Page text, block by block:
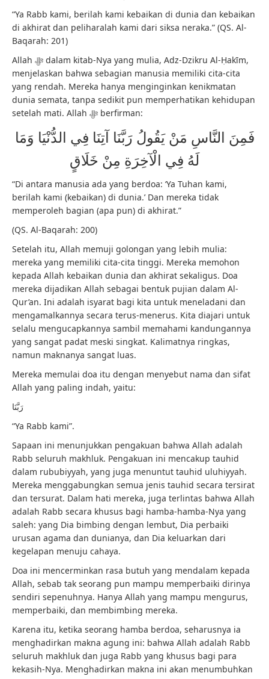
“Ya Rabb kami, berilah kami kebaikan di dunia dan kebaikan
di akhirat dan peliharalah kami dari siksa neraka.” (QS. Al-
Baqarah: 201)
Allah ﷻ dalam kitab-Nya yang mulia, Adz-Dzikru Al-Ḥakīm,
menjelaskan bahwa sebagian manusia memiliki cita-cita
yang rendah. Mereka hanya menginginkan kenikmatan
dunia semata, tanpa sedikit pun memperhatikan kehidupan
setelah mati. Allah ﷻ berfirman:
فَمِنَ النَّاسِ مَنْ يَقُولُ رَبَّنَا آتِنَا فِي الدُّنْيَا وَمَا
لَهُ فِي الْآخِرَةِ مِنْ خَلَاقٍ
“Di antara manusia ada yang berdoa: ‘Ya Tuhan kami,
berilah kami (kebaikan) di dunia.’ Dan mereka tidak
memperoleh bagian (apa pun) di akhirat.”
(QS. Al-Baqarah: 200)
Setelah itu, Allah memuji golongan yang lebih mulia:
mereka yang memiliki cita-cita tinggi. Mereka memohon
kepada Allah kebaikan dunia dan akhirat sekaligus. Doa
mereka dijadikan Allah sebagai bentuk pujian dalam Al-
Qur’an. Ini adalah isyarat bagi kita untuk meneladani dan
mengamalkannya secara terus-menerus. Kita diajari untuk
selalu mengucapkannya sambil memahami kandungannya
yang sangat padat meski singkat. Kalimatnya ringkas,
namun maknanya sangat luas.
Mereka memulai doa itu dengan menyebut nama dan sifat
Allah yang paling indah, yaitu:
رَبَّنَا
“Ya Rabb kami”.
Sapaan ini menunjukkan pengakuan bahwa Allah adalah
Rabb seluruh makhluk. Pengakuan ini mencakup tauhid
dalam rububiyyah, yang juga menuntut tauhid uluhiyyah.
Mereka menggabungkan semua jenis tauhid secara tersirat
dan tersurat. Dalam hati mereka, juga terlintas bahwa Allah
adalah Rabb secara khusus bagi hamba-hamba-Nya yang
saleh: yang Dia bimbing dengan lembut, Dia perbaiki
urusan agama dan dunianya, dan Dia keluarkan dari
kegelapan menuju cahaya.
Doa ini mencerminkan rasa butuh yang mendalam kepada
Allah, sebab tak seorang pun mampu memperbaiki dirinya
sendiri sepenuhnya. Hanya Allah yang mampu mengurus,
memperbaiki, dan membimbing mereka.
Karena itu, ketika seorang hamba berdoa, seharusnya ia
menghadirkan makna agung ini: bahwa Allah adalah Rabb
seluruh makhluk dan juga Rabb yang khusus bagi para
kekasih-Nya. Menghadirkan makna ini akan menumbuhkan